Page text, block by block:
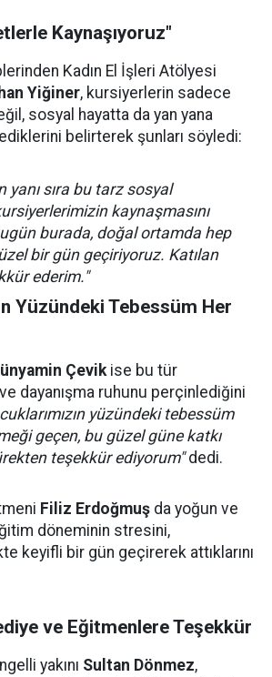
Kaynaşıyoruz"
Kadın El İşleri Atölyesi
Yiğiner, kursiyerlerin sadece
sosyal hayatta da yan yana
belirterek şunları söyledi:
yanı sıra bu tarz sosyal
kaynaşmasını
burada, doğal ortamda hep
bir gün geçiriyoruz. Katılan
ederim."
Yüzündeki Tebessüm Her
Çevikise bu tür
dayanışma ruhunu perçinlediğini
yüzündeki tebessüm
geçen, bu güzel güne katkı
teşekkür ediyorum"dedi.
Filiz Erdoğmuş da yoğun ve
döneminin stresini,
keyifli bir gün geçirerek attıklarını
ve Eğitmenlere Teşekkür
yakını Sultan Dönmez,